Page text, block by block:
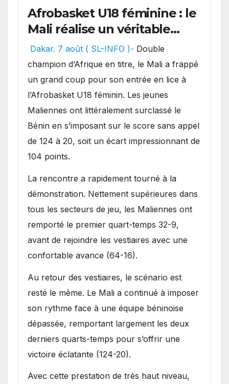
Afrobasket U18 féminine : le
Mali réalise un véritable
festival offensif et inflige
une lourde défaite au
Bénin.
Dakar. 7 août ( SL-INFO )- Double
champion d’Afrique en titre, le Mali a frappé
un grand coup pour son entrée en lice à
l’Afrobasket U18 féminin. Les jeunes
Maliennes ont littéralement surclassé le
Bénin en s’imposant sur le score sans appel
de 124 à 20, soit un écart impressionnant de
104 points.
La rencontre a rapidement tourné à la
démonstration. Nettement supérieures dans
tous les secteurs de jeu, les Maliennes ont
remporté le premier quart-temps 32-9,
avant de rejoindre les vestiaires avec une
confortable avance (64-16).
Au retour des vestiaires, le scénario est
resté le même. Le Mali a continué à imposer
son rythme face à une équipe béninoise
dépassée, remportant largement les deux
derniers quarts-temps pour s’offrir une
victoire éclatante (124-20).
Avec cette prestation de très haut niveau,